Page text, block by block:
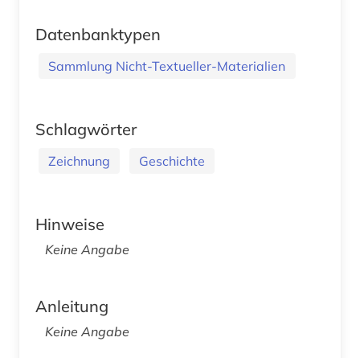
Datenbanktypen
Sammlung Nicht-Textueller-Materialien
Schlagwörter
Zeichnung Geschichte
Hinweise
Keine Angabe
Anleitung
Keine Angabe